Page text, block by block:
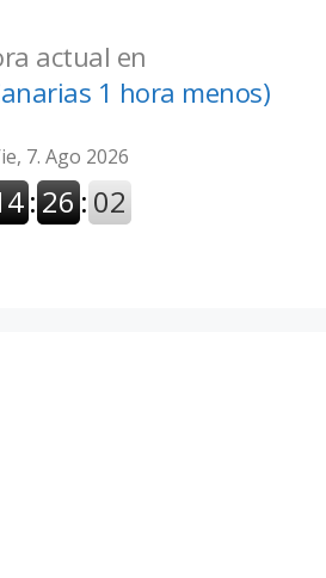
actual en
1 hora menos)